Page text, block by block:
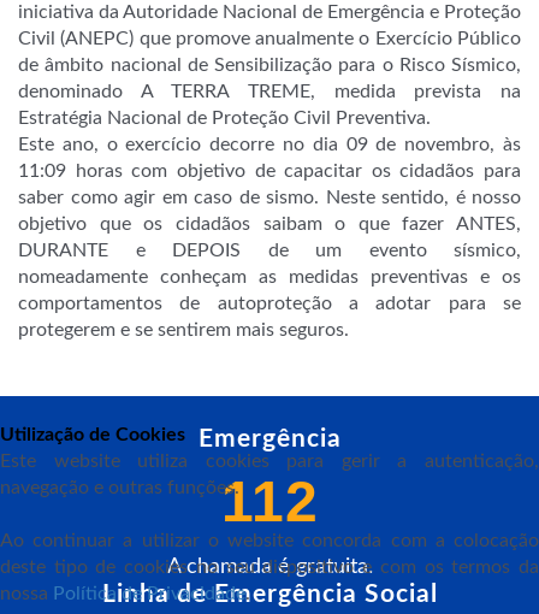
iniciativa da Autoridade Nacional de Emergência e Proteção
Civil (ANEPC) que promove anualmente o Exercício Público
de âmbito nacional de Sensibilização para o Risco Sísmico,
denominado A TERRA TREME, medida prevista na
Estratégia Nacional de Proteção Civil Preventiva.
Este ano, o exercício decorre no dia 09 de novembro, às
11:09 horas com objetivo de capacitar os cidadãos para
saber como agir em caso de sismo. Neste sentido, é nosso
objetivo que os cidadãos saibam o que fazer ANTES,
DURANTE e DEPOIS de um evento sísmico,
nomeadamente conheçam as medidas preventivas e os
comportamentos de autoproteção a adotar para se
protegerem e se sentirem mais seguros.
Emergência
112
A chamada é gratuita.
Linha de Emergência Social
Utilização de Cookies
Este website utiliza cookies para gerir a autenticação,
navegação e outras funções.
Ao continuar a utilizar o website concorda com a colocação
deste tipo de cookies no seu dispositivo e com os termos da
nossa Política de Privacidade.